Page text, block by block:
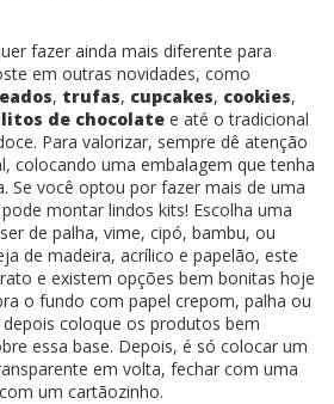
fazer ainda mais diferente para
em outras novidades, como
, trufas, cupcakes, cookies,
de chocolate e até o tradicional
Para valorizar, sempre dê atenção
colocando uma embalagem que tenha
Se você optou por fazer mais de uma
montar lindos kits! Escolha uma
de palha, vime, cipó, bambu, ou
de madeira, acrílico e papelão, este
e existem opções bem bonitas hoje
o fundo com papel crepom, palha ou
coloque os produtos bem
essa base. Depois, é só colocar um
em volta, fechar com uma
um cartãozinho.